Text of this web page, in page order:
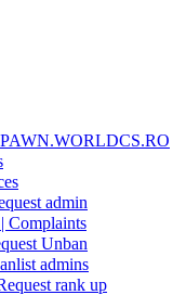
admin
Complaints
Unban
admins
rank up